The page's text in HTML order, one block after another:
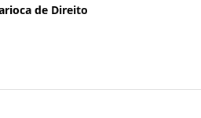
de Direito